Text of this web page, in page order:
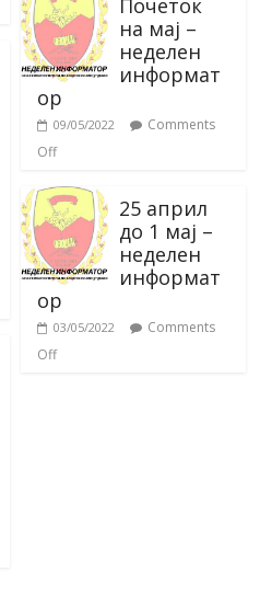
Почеток
на мај –
неделен
информат
ор
09/05/2022
Comments
Off
25 април
до 1 мај –
неделен
информат
ор
03/05/2022
Comments
Off